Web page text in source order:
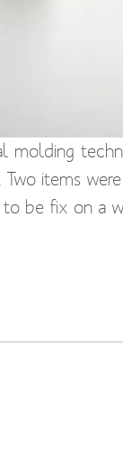
molding
items
to be fix on a
une sellette.
suspendre